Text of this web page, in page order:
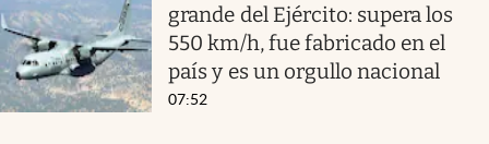
grande del Ejército: supera los
550 km/h, fue fabricado en el
país y es un orgullo nacional
07:52